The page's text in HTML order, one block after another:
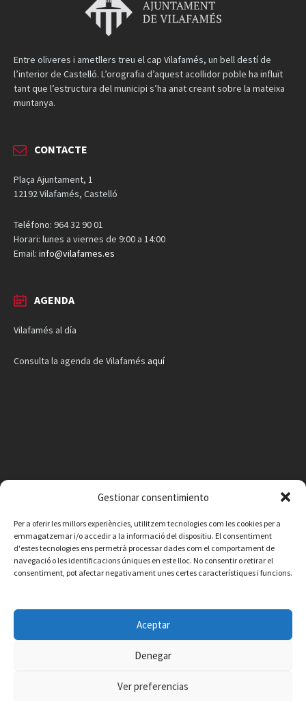
Gestionar consentimiento
Per a oferir les millors experiències, utilitzem tecnologies com les cookies per a
emmagatzemar i/o accedir a la informació del dispositiu. El consentiment
d'estes tecnologies ens permetrà processar dades com el comportament de
navegació o les identificacions úniques en este lloc. No consentir o retirar el
consentiment, pot afectar negativament unes certes característiques i funcions.
Aceptar
Denegar
Ver preferencias
Entre oliveres i ametllers treu el cap Vilafamés, un bell destí de
l’interior de Castelló. L’orografia d’aquest acollidor poble ha influït
tant que l’estructura del municipi s’ha anat creant sobre la mateixa
muntanya.
CONTACTE
Plaça Ajuntament, 1
12192 Vilafamés, Castelló
Teléfono: 964 32 90 01
Horari: lunes a viernes de 9:00 a 14:00
Email: info@vilafames.es
AGENDA
Vilafamés al día
Consulta la agenda de Vilafamés aquí
Política de privacitat
© 2026 Ajuntament de Vilafamés - Desarrollada por